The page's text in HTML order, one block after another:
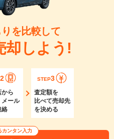
を比較して
却しよう!
2
から
メール
絡
STEP3
査定額を
比べて売却先
を決める
カンタン入力